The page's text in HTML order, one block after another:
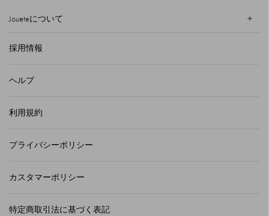
Joueteについて
採用情報
ヘルプ
利用規約
プライバシーポリシー
カスタマーポリシー
特定商取引法に基づく表記